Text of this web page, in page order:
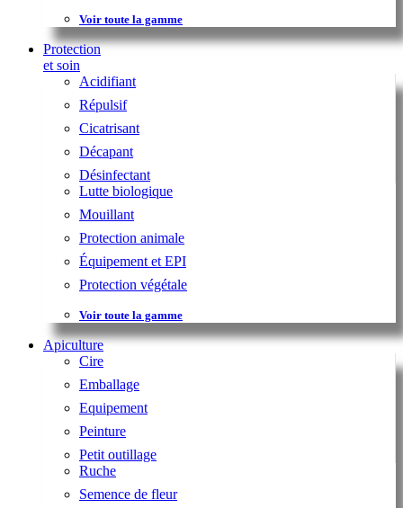
Voir toute la gamme
Protection
et soin
Acidifiant
Répulsif
Cicatrisant
Décapant
Désinfectant
Lutte biologique
Mouillant
Protection animale
Équipement et EPI
Protection végétale
Voir toute la gamme
Apiculture
Cire
Emballage
Equipement
Peinture
Petit outillage
Ruche
Semence de fleur